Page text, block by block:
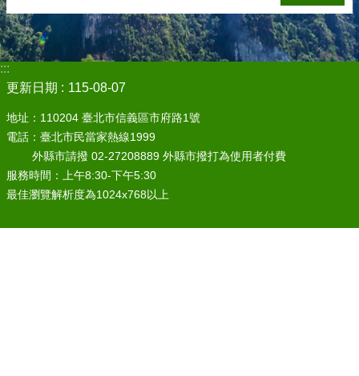
:::
更新日期
115-08-07
地址：110204 臺北市信義區市府路1號
電話：臺北市民當家熱線1999
外縣市請撥 02-27208889 外縣市撥打為使用者付費
服務時間：上午8:30-下午5:30
最佳瀏覽解析度為1024x768以上